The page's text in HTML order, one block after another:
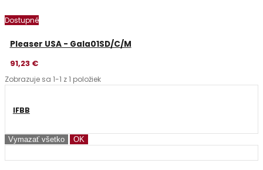
Dostupné
Pleaser USA - Gala01SD/C/M
91,23 €
Zobrazuje sa 1-1 z 1 položiek
IFBB
Vymazať všetko OK